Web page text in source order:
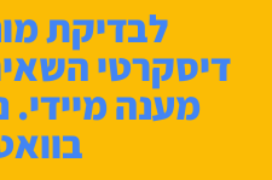
לבדיקת
דיסקרטי
מענה מיידי.